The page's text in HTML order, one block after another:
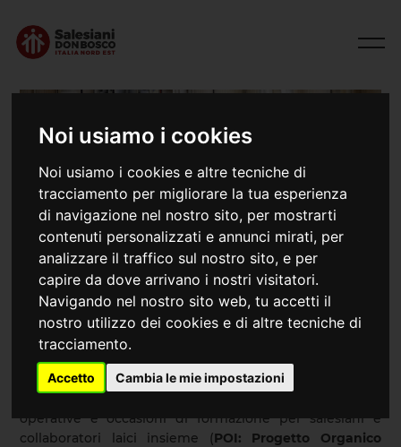
Noi usiamo i cookies
Noi usiamo i cookies e altre tecniche di
tracciamento per migliorare la tua esperienza
di navigazione nel nostro sito, per mostrarti
contenuti personalizzati e annunci mirati, per
analizzare il traffico sul nostro sito, e per
capire da dove arrivano i nostri visitatori.
Navigando nel nostro sito web, tu accetti il
nostro utilizzo dei cookies e di altre tecniche di
tracciamento.
Accetto Cambia le mie impostazioni
Salesiani Don Bosco Italia - Nord Est
L’Ispettoria Italia – Nord Estdichiara pubblicamente
che nello svolgimento della sua missione si attiene
scrupolosamente alla normativa vigente circa la
protezione dei minori e la correttezza in tutte le forme
di relazione interpersonale (
espressamente dichiarato l’orizzonte ideale all’interno
del quale saranno lette sfide, individuate priorità, scelte
operative e occasioni di formazione per salesiani e
collaboratori laici insieme (POI: Progetto Organico